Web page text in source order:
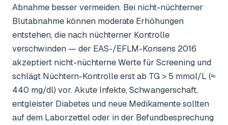
Abnahme besser vermeiden. Bei nicht-nüchterner
Blutabnahme können moderate Erhöhungen
entstehen, die nach nüchterner Kontrolle
verschwinden — der EAS-/EFLM-Konsens 2016
akzeptiert nicht-nüchterne Werte für Screening und
schlägt Nüchtern-Kontrolle erst ab TG > 5 mmol/L (≈
440 mg/dl) vor. Akute Infekte, Schwangerschaft,
entgleister Diabetes und neue Medikamente sollten
auf dem Laborzettel oder in der Befundbesprechung